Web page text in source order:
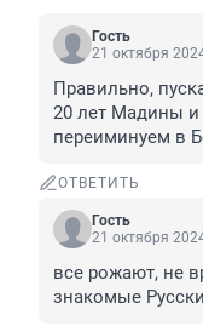
Гость
21 октября
Правильно,
20 лет Мадины
переиминуем в
ОТВЕТИТЬ
Гость
21 октября
все рожают, не
знакомые